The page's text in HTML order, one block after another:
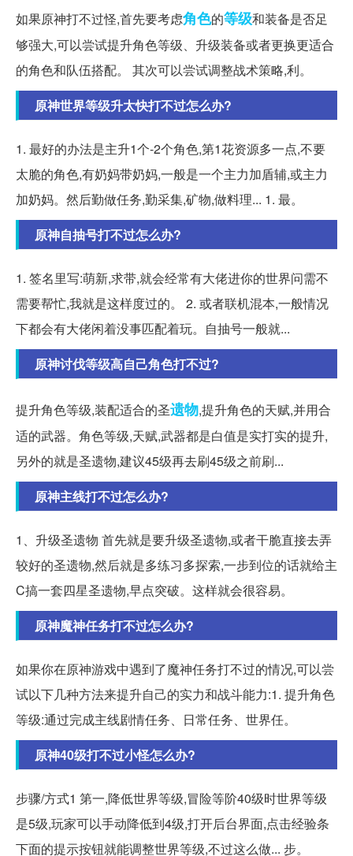
如果原神打不过怪,首先要考虑角色的等级和装备是否足
够强大,可以尝试提升角色等级、升级装备或者更换更适合
的角色和队伍搭配。 其次可以尝试调整战术策略,利。
原神世界等级升太快打不过怎么办?
1. 最好的办法是主升1个-2个角色,第1花资源多一点,不要
太脆的角色,有奶妈带奶妈,一般是一个主力加盾辅,或主力
加奶妈。然后勤做任务,勤采集,矿物,做料理... 1. 最。
原神自抽号打不过怎么办?
1. 签名里写:萌新,求带,就会经常有大佬进你的世界问需不
需要帮忙,我就是这样度过的。 2. 或者联机混本,一般情况
下都会有大佬闲着没事匹配着玩。自抽号一般就...
原神讨伐等级高自己角色打不过?
提升角色等级,装配适合的圣遗物,提升角色的天赋,并用合
适的武器。角色等级,天赋,武器都是白值是实打实的提升,
另外的就是圣遗物,建议45级再去刷45级之前刷...
原神主线打不过怎么办?
1、升级圣遗物 首先就是要升级圣遗物,或者干脆直接去弄
较好的圣遗物,然后就是多练习多探索,一步到位的话就给主
C搞一套四星圣遗物,早点突破。这样就会很容易。
原神魔神任务打不过怎么办?
如果你在原神游戏中遇到了魔神任务打不过的情况,可以尝
试以下几种方法来提升自己的实力和战斗能力:1. 提升角色
等级:通过完成主线剧情任务、日常任务、世界任。
原神40级打不过小怪怎么办?
步骤/方式1 第一,降低世界等级,冒险等阶40级时世界等级
是5级,玩家可以手动降低到4级,打开后台界面,点击经验条
下面的提示按钮就能调整世界等级,不过这么做... 步。